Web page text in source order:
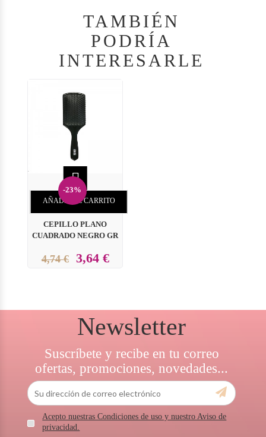
TAMBIÉN
PODRÍA
INTERESARLE
-23%

AÑADIR AL CARRITO
CEPILLO PLANO
CUADRADO NEGRO GR
4,74 € 3,64 €
Newsletter
Suscríbete y recibe en tu correo
ofertas, promociones, novedades...
Acepto nuestras Condiciones de uso y nuestro Aviso de
privacidad.